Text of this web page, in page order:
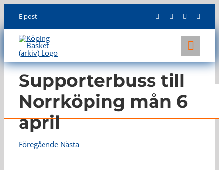
content
E-post
KLUBBEN
LAG
INFO
Supporterbuss till
Norrköping mån 6
april
Föregående Nästa